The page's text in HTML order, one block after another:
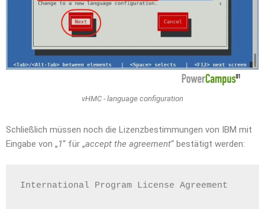
vHMC - language configuration
Schließlich müssen noch die Lizenzbestimmungen von IBM mit
Eingabe von „1“ für „accept the agreement“ bestätigt werden:
International Program License